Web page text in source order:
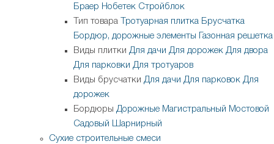
Браер Нобетек Стройблок
Тип товара
Тротуарная плитка Брусчатка
Бордюр, дорожные элементы
Газонная решетка
Виды плитки Для дачи Для дорожек Для двора
Для парковки Для тротуаров
Виды брусчатки Для дачи Для парковок Для
дорожек
Бордюры Дорожные Магистральный Мостовой
Садовый Шарнирный
Сухие строительные смеси